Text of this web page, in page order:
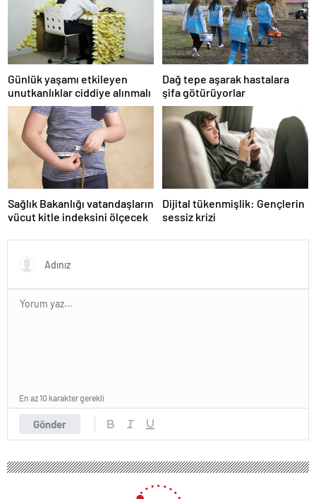
Günlük yaşamı etkileyen
unutkanlıklar ciddiye alınmalı
Dağ tepe aşarak hastalara
şifa götürüyorlar
Sağlık Bakanlığı vatandaşların
vücut kitle indeksini ölçecek
Dijital tükenmişlik: Gençlerin
sessiz krizi
Gönder
En az 10 karakter gerekli